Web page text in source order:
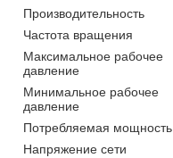
Производительность
Частота вращения
Максимальное рабочее
давление
Минимальное рабочее
давление
Потребляемая мощность
Напряжение сети